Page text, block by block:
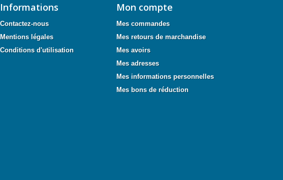
Informations
Contactez-nous
Mentions légales
Conditions d'utilisation
Mon compte
Mes commandes
Mes retours de marchandise
Mes avoirs
Mes adresses
Mes informations personnelles
Mes bons de réduction